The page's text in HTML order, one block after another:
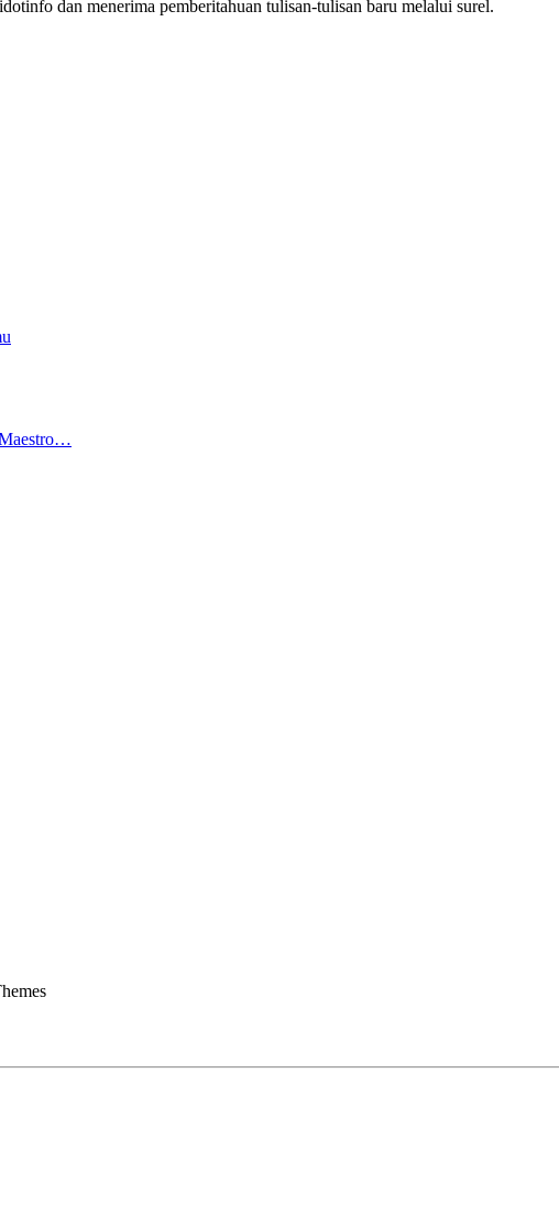
dan menerima pemberitahuan tulisan-tulisan baru melalui surel.